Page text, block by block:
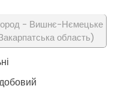
- Вишнє-Нємецьке
область)